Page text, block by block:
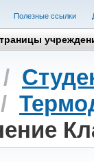
Полезные cсылки
/
/